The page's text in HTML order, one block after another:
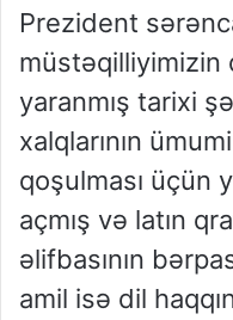
Prezident
müstəqilliyimizin
yaranmış tarixi
xalqlarının
qoşulması üçün
açmış və latın
əlifbasının
amil isə dil